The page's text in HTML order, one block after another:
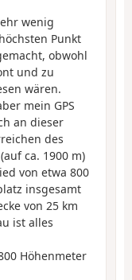
wenig
Punkt
obwohl
und zu
wären.
mein GPS
an dieser
des
ca. 1900 m)
von etwa 800
insgesamt
von 25 km
ist alles
Höhenmeter